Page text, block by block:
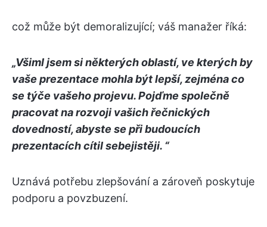
což může být demoralizující; váš manažer říká:
„Všiml jsem si některých oblastí, ve kterých by
vaše prezentace mohla být lepší, zejména co
se týče vašeho projevu. Pojďme společně
pracovat na rozvoji vašich řečnických
dovedností, abyste se při budoucích
prezentacích cítil sebejistěji. “
Uznává potřebu zlepšování a zároveň poskytuje
podporu a povzbuzení.